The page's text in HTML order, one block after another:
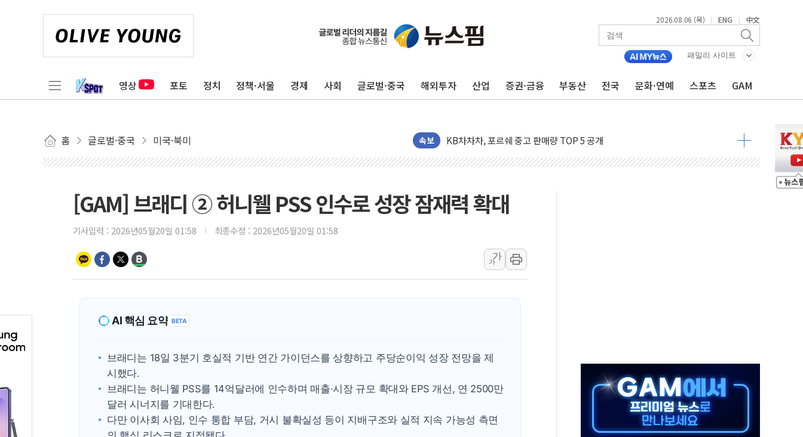
2026.08.06 (목) | ENG | 中文
패밀리 사이트
영상 포토 정치 정책·서울 경제 사회 글로벌·중국 해외투자 산업 증권·금융 부동산 전국 문화·연예 스포츠 GAM
홈 글로벌·중국 미국·북미 속보
李대통령 "취약계층 돼 가는 청년들…실제 수요에 맞게 정책 정비"
中 미국 신장 제재에 '강경 맞 보복' 대미 드론 수출 통제· 기업 제재
영양군 2026년산 홍고추 본격 수매....1082농가 5759t
TYM, 2분기 영업이익 276억…전년 比 13.9% '껑충'
포천 승진훈련장서 K1E1 전차 화재… 승무원 대피, 인명 피해 없어
혁신기술 발굴부터 투자까지…호반그룹, 스타트업 성장 지원
[뉴스핌 이 시각 PICK] 李 "40도 폭염, 외신에서나 보던 일" 外
LG전자, IFA 2026서 '차세대 AI 홈' 비전 공개
'SSD 프리미엄' 놓친 SK하이닉스, 솔리다임 띄운다
제이씨케미칼, 상반기 영업익 108% 증가
보훈부 "노태우 참배 계획 없다"…전직 대통령 예우 대상 제외·국민 정서 고려
온코닉테라퓨틱스 '자큐보', 인도 품목허가…해외 첫 허가
오세훈 '여론조사 대납' 항소심 21일 첫 공판…1심은 시장직 상실형
현대百 지주체제 '마지막 퍼즐'…현대홈쇼핑 1.2조 투자자산 떼낸다
'檢 합수본 참여' 여부 논란...법조계 "법적근거 없어, 위법수집증거 가능성"
[GAM] 브래디 ② 허니웰 PSS 인수로 성장 잠재력 확대
기사입력 : 2026년05월20일 01:58 최종수정 : 2026년05월20일 01:58
가
가
AI 핵심 요약 BETA
브래디는 18일 3분기 호실적 기반 연간 가이던스를 상향하고 주당순이익 성장 전망을 제
시했다.
브래디는 허니웰 PSS를 14억달러에 인수하며 매출·시장 규모 확대와 EPS 개선, 연 2500만
달러 시너지를 기대한다.
다만 이사회 사임, 인수 통합 부담, 거시 불확실성 등이 지배구조와 실적 지속 가능성 측면